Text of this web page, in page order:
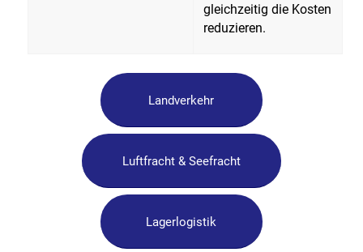
gleichzeitig die Kosten
reduzieren.
Landverkehr
Luftfracht & Seefracht
Lagerlogistik